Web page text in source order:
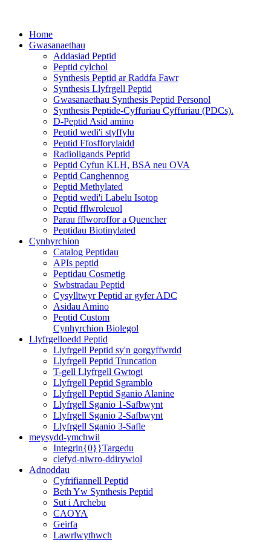
Home
Gwasanaethau
Addasiad Peptid
Peptid cylchol
Synthesis Peptid ar Raddfa Fawr
Synthesis Llyfrgell Peptid
Gwasanaethau Synthesis Peptid Personol
Synthesis Peptide-Cyffuriau Cyffuriau (PDCs).
D-Peptid Asid amino
Peptid wedi'i styffylu
Peptid Ffosfforylaidd
Radioligands Peptid
Peptid Cyfun KLH, BSA neu OVA
Peptid Canghennog
Peptid Methylated
Peptid wedi'i Labelu Isotop
Peptid fflwroleuol
Parau fflworoffor a Quencher
Peptidau Biotinylated
Cynhyrchion
Catalog Peptidau
APIs peptid
Peptidau Cosmetig
Swbstradau Peptid
Cysylltwyr Peptid ar gyfer ADC
Asidau Amino
Peptid Custom
Cynhyrchion Biolegol
Llyfrgelloedd Peptid
Llyfrgell Peptid sy'n gorgyffwrdd
Llyfrgell Peptid Truncation
T-gell Llyfrgell Gwtogi
Llyfrgell Peptid Sgramblo
Llyfrgell Peptid Sganio Alanine
Llyfrgell Sganio 1-Safbwynt
Llyfrgell Sganio 2-Safbwynt
Llyfrgell Sganio 3-Safle
meysydd-ymchwil
Integrin{0}}Targedu
clefyd-niwro-ddirywiol
Adnoddau
Cyfrifiannell Peptid
Beth Yw Synthesis Peptid
Sut i Archebu
CAOYA
Geirfa
Lawrlwythwch